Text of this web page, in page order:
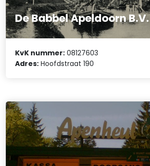
De Babbel Apeldoorn B.V.
KvK nummer: 08127603
Adres: Hoofdstraat 190